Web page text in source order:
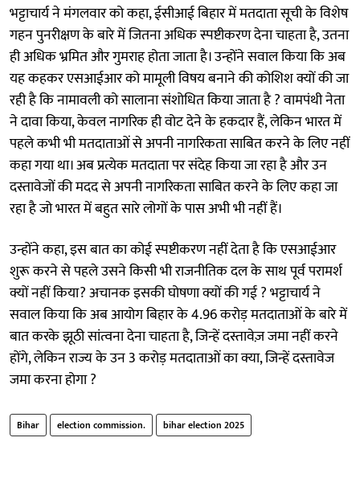
भट्टाचार्य ने मंगलवार को कहा, ईसीआई बिहार में मतदाता सूची के विशेष
गहन पुनरीक्षण के बारे में जितना अधिक स्पष्टीकरण देना चाहता है, उतना
ही अधिक भ्रमित और गुमराह होता जाता है। उन्होंने सवाल किया कि अब
यह कहकर एसआईआर को मामूली विषय बनाने की कोशिश क्यों की जा
रही है कि नामावली को सालाना संशोधित किया जाता है ? वामपंथी नेता
ने दावा किया, केवल नागरिक ही वोट देने के हकदार हैं, लेकिन भारत में
पहले कभी भी मतदाताओं से अपनी नागरिकता साबित करने के लिए नहीं
कहा गया था। अब प्रत्येक मतदाता पर संदेह किया जा रहा है और उन
दस्तावेजों की मदद से अपनी नागरिकता साबित करने के लिए कहा जा
रहा है जो भारत में बहुत सारे लोगों के पास अभी भी नहीं हैं।
उन्होंने कहा, इस बात का कोई स्पष्टीकरण नहीं देता है कि एसआईआर
शुरू करने से पहले उसने किसी भी राजनीतिक दल के साथ पूर्व परामर्श
क्यों नहीं किया? अचानक इसकी घोषणा क्यों की गई ? भट्टाचार्य ने
सवाल किया कि अब आयोग बिहार के 4.96 करोड़ मतदाताओं के बारे में
बात करके झूठी सांत्वना देना चाहता है, जिन्हें दस्तावेज़ जमा नहीं करने
होंगे, लेकिन राज्य के उन 3 करोड़ मतदाताओं का क्या, जिन्हें दस्तावेज
जमा करना होगा ?
Bihar election commission. bihar election 2025